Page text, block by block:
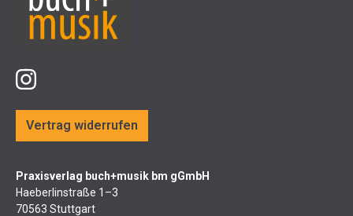
Vertrag widerrufen
Praxisverlag buch+musik bm gGmbH
Haeberlinstraße 1–3
70563 Stuttgart